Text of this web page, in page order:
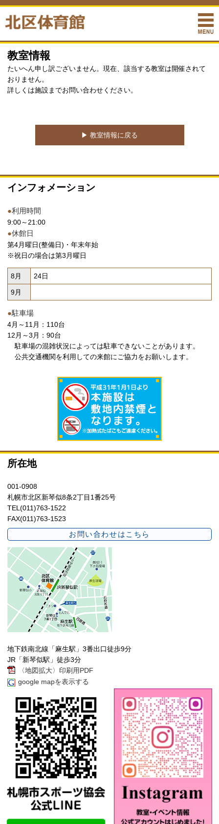
教室情報
たいへん申し訳ございません。現在、該当する教室は開催されて
おりません。
詳しくは施設までお問い合わせください。
▶︎ 教室情報に戻る
インフォメーション
●利用時間
9:00～21:00
●休館日
第4月曜日(整備日)・年末年始
※祝日の場合は第3月曜日
8月 24日
9月
●駐車場
4月～11月：110台
12月～3月：90台
駐車場の混雑状況によっては駐車できないことがあります。
公共交通機関を利用しての来館にご協力をお願いします。
所在地
001-0908
札幌市北区新琴似8条2丁目1番25号
TEL(011)763-1522
FAX(011)763-1523
お問い合わせはこちら
地下鉄南北線「麻生駅」3番出口徒歩9分
JR「新琴似駅」徒歩3分
〈地図拡大〉印刷用PDF
google mapを表示する